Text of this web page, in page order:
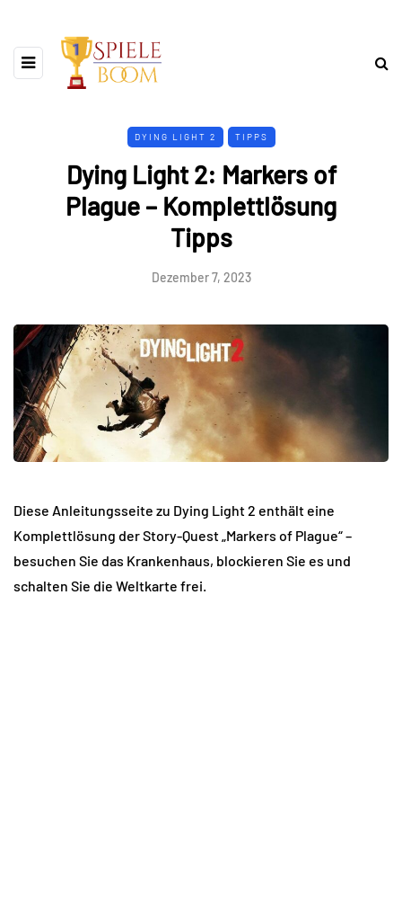
DYING LIGHT 2 TIPPS
Dying Light 2: Markers of
Plague – Komplettlösung
Tipps
Dezember 7, 2023
Diese Anleitungsseite zu Dying Light 2 enthält eine
Komplettlösung der Story-Quest „Markers of Plague“ –
besuchen Sie das Krankenhaus, blockieren Sie es und
schalten Sie die Weltkarte frei.